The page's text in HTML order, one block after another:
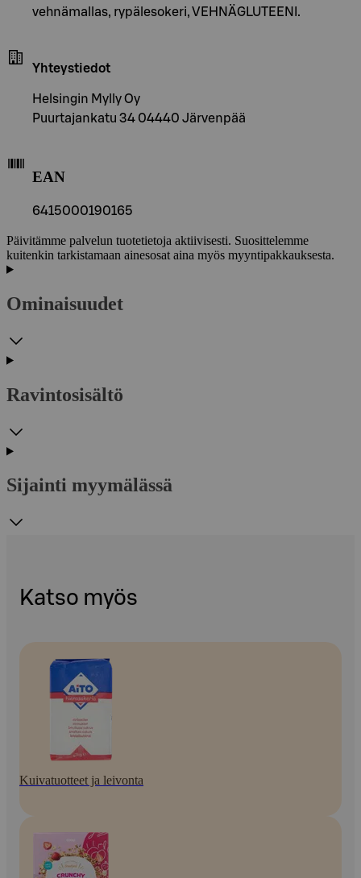
vehnämallas, rypälesokeri, VEHNÄGLUTEENI.
Yhteystiedot
Helsingin Mylly Oy
Puurtajankatu 34 04440 Järvenpää
EAN
6415000190165
Päivitämme palvelun tuotetietoja aktiivisesti. Suosittelemme
kuitenkin tarkistamaan ainesosat aina myös myyntipakkauksesta.
Ominaisuudet
Ravintosisältö
Sijainti myymälässä
Katso myös
Kuivatuotteet ja leivonta